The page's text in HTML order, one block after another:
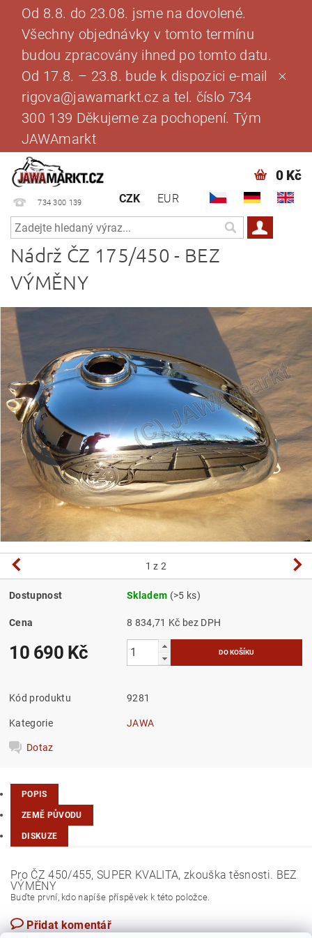
Od 8.8. do 23.08. jsme na dovolené.
Všechny objednávky v tomto termínu
budou zpracovány ihned po tomto datu.
Od 17.8. – 23.8. bude k dispozici e-mail
rigova@jawamarkt.cz a tel. číslo 734
300 139 Děkujeme za pochopení. Tým
JAWAmarkt
734 300 139 CZK EUR
0 Kč
Nádrž ČZ 175/450 - BEZ
VÝMĚNY
1 z 2
Dostupnost Skladem (>5 ks)
Cena 8 834,71 Kč bez DPH
10 690 Kč
Kód produktu 9281
Kategorie JAWA
Dotaz
POPIS
ZEMĚ PŮVODU
DISKUZE
Pro ČZ 450/455, SUPER KVALITA, zkouška těsnosti. BEZ
VÝMĚNY
Buďte první, kdo napíše příspěvek k této položce.
Přidat komentář